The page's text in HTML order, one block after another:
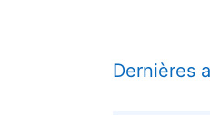
Dernières